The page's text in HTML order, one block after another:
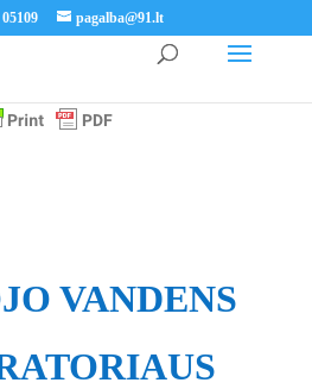
pagalba@91.lt
VANDENS